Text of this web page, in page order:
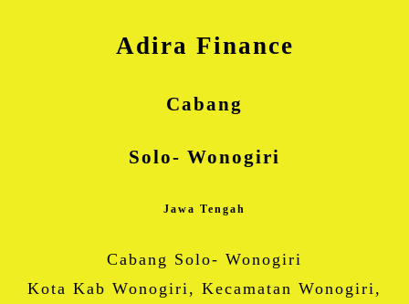
Adira Finance
Cabang
Solo- Wonogiri
Jawa Tengah
Cabang Solo- Wonogiri
Kota Kab Wonogiri, Kecamatan Wonogiri,